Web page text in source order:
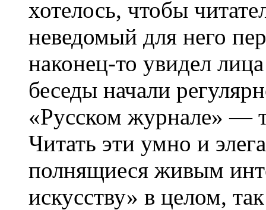
хотелось, чтобы
неведомый для него
наконец-то увидел
беседы начали
«Русском журнале» —
Читать эти умно и
полнящиеся живым
искусству» в целом,